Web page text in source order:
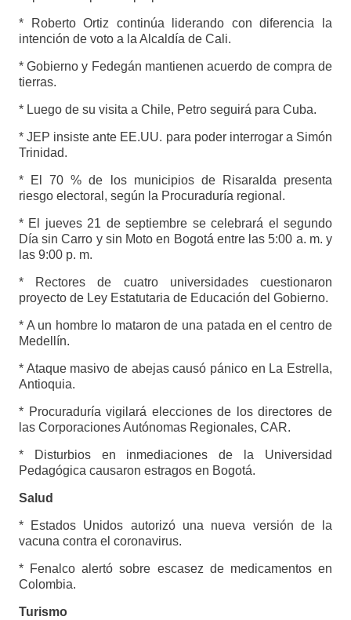
* Roberto Ortiz continúa liderando con diferencia la
intención de voto a la Alcaldía de Cali.
* Gobierno y Fedegán mantienen acuerdo de compra de
tierras.
* Luego de su visita a Chile, Petro seguirá para Cuba.
* JEP insiste ante EE.UU. para poder interrogar a Simón
Trinidad.
* El 70 % de los municipios de Risaralda presenta
riesgo electoral, según la Procuraduría regional.
* El jueves 21 de septiembre se celebrará el segundo
Día sin Carro y sin Moto en Bogotá entre las 5:00 a. m. y
las 9:00 p. m.
* Rectores de cuatro universidades cuestionaron
proyecto de Ley Estatutaria de Educación del Gobierno.
* A un hombre lo mataron de una patada en el centro de
Medellín.
* Ataque masivo de abejas causó pánico en La Estrella,
Antioquia.
* Procuraduría vigilará elecciones de los directores de
las Corporaciones Autónomas Regionales, CAR.
* Disturbios en inmediaciones de la Universidad
Pedagógica causaron estragos en Bogotá.
Salud
* Estados Unidos autorizó una nueva versión de la
vacuna contra el coronavirus.
* Fenalco alertó sobre escasez de medicamentos en
Colombia.
Turismo